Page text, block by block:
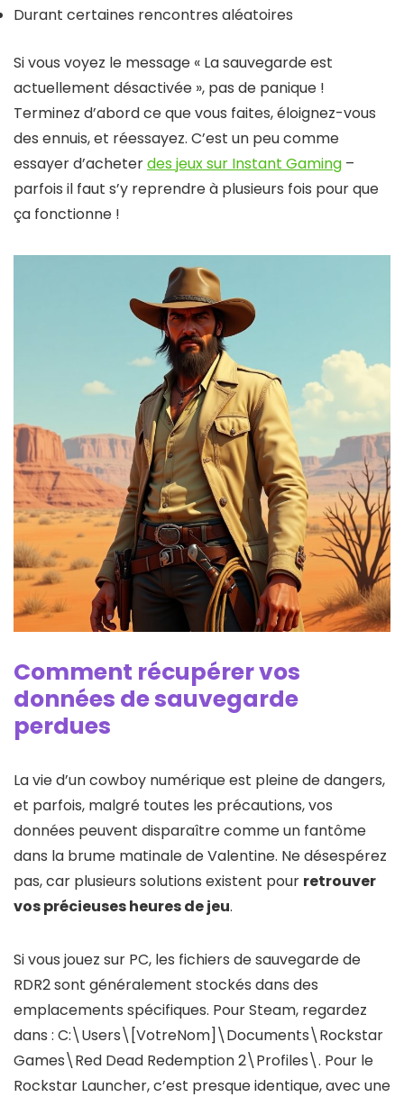
Durant certaines rencontres aléatoires
Si vous voyez le message « La sauvegarde est
actuellement désactivée », pas de panique !
Terminez d’abord ce que vous faites, éloignez-vous
des ennuis, et réessayez. C’est un peu comme
essayer d’acheterdes jeux sur Instant Gaming –
parfois il faut s’y reprendre à plusieurs fois pour que
ça fonctionne !
Comment récupérer vos
données de sauvegarde
perdues
La vie d’un cowboy numérique est pleine de dangers,
et parfois, malgré toutes les précautions, vos
données peuvent disparaître comme un fantôme
dans la brume matinale de Valentine. Ne désespérez
pas, car plusieurs solutions existent pour retrouver
vos précieuses heures de jeu.
Si vous jouez sur PC, les fichiers de sauvegarde de
RDR2 sont généralement stockés dans des
emplacements spécifiques. Pour Steam, regardez
dans : C:\Users\[VotreNom]\Documents\Rockstar
Games\Red Dead Redemption 2\Profiles\. Pour le
Rockstar Launcher, c’est presque identique, avec une